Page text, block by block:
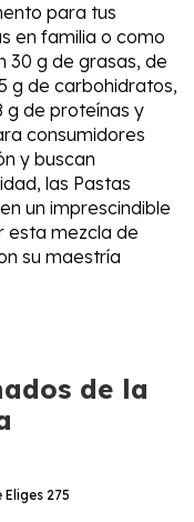
para tus
en familia o como
30 g de grasas, de
g de carbohidratos,
g de proteínas y
consumidores
y buscan
las Pastas
un imprescindible
esta mezcla de
su maestría
de la